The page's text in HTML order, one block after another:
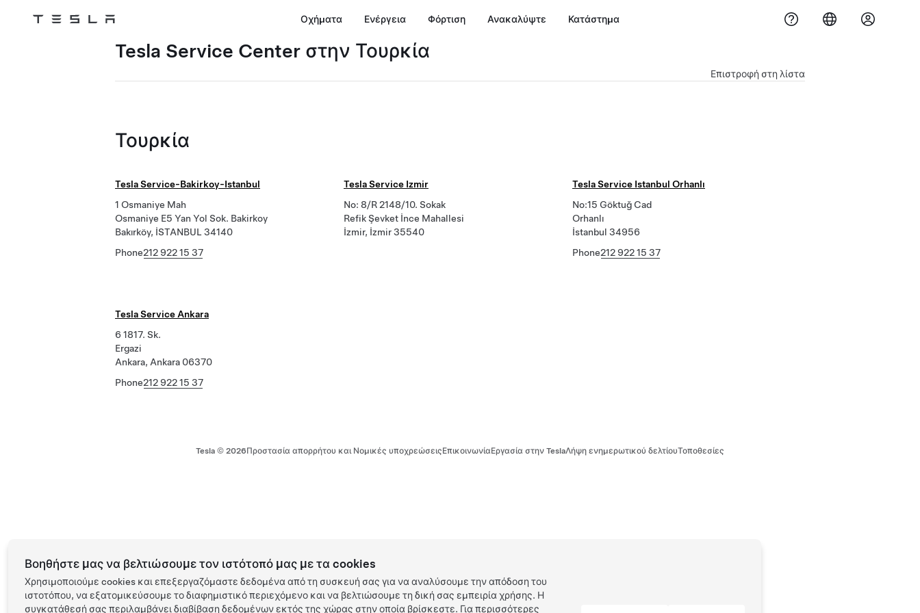
Tesla Οχήματα Ενέργεια Φόρτιση Ανακαλύψτε Κατάστημα
Tesla Service Center στην Τουρκία
Επιστροφή στη λίστα
Τουρκία
Tesla Service-Bakirkoy-Istanbul
1 Osmaniye Mah
Osmaniye E5 Yan Yol Sok. Bakirkoy
Bakırköy, İSTANBUL 34140
Phone212 922 15 37
Tesla Service Izmir
No: 8/R 2148/10. Sokak
Refik Şevket İnce Mahallesi
İzmir, İzmir 35540
Tesla Service Istanbul Orhanlı
No:15 Göktuğ Cad
Orhanlı
İstanbul 34956
Phone212 922 15 37
Tesla Service Ankara
6 1817. Sk.
Ergazi
Ankara, Ankara 06370
Phone212 922 15 37
Tesla © 2026Προστασία απορρήτου και Νομικές υποχρεώσειςΕπικοινωνίαΕργασία στην TeslaΛήψη ενημερωτικού δελτίουΤοποθεσίες
Βοηθήστε μας να βελτιώσουμε τον ιστότοπό μας με τα cookies
Χρησιμοποιούμε cookies και επεξεργαζόμαστε δεδομένα από τη συσκευή σας για να αναλύσουμε την απόδοση του
ιστοτόπου, να εξατομικεύσουμε το διαφημιστικό περιεχόμενο και να βελτιώσουμε τη δική σας εμπειρία χρήσης. Η
συγκατάθεσή σας περιλαμβάνει διαβίβαση δεδομένων εκτός της χώρας στην οποία βρίσκεστε. Για περισσότερες